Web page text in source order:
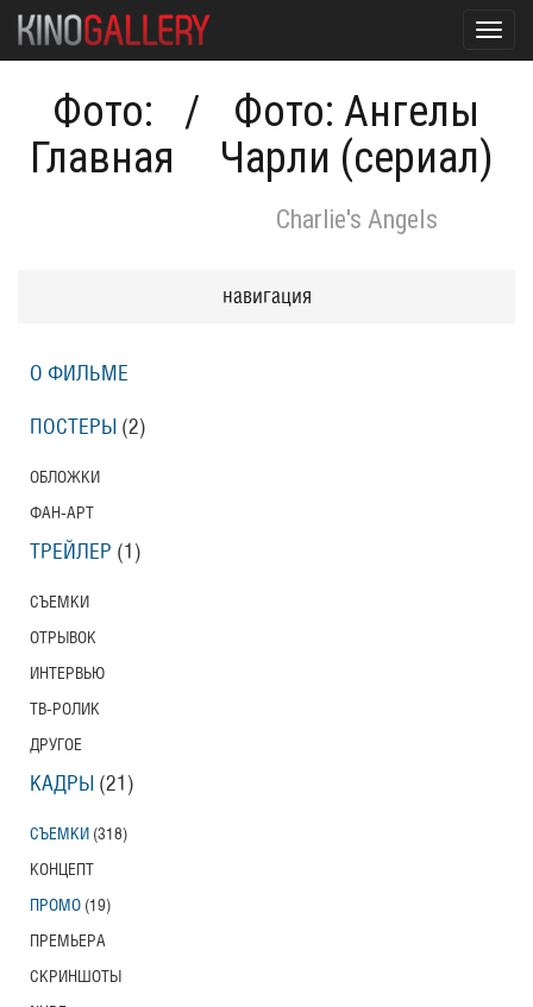
Фото:
Главная
/
Фото: Ангелы
Чарли (сериал)
Charlie's Angels
навигация
О ФИЛЬМЕ
ПОСТЕРЫ (2)
ОБЛОЖКИ
ФАН-АРТ
ТРЕЙЛЕР (1)
СЪЕМКИ
ОТРЫВОК
ИНТЕРВЬЮ
ТВ-РОЛИК
ДРУГОЕ
КАДРЫ (21)
СЪЕМКИ (318)
КОНЦЕПТ
ПРОМО (19)
ПРЕМЬЕРА
СКРИНШОТЫ